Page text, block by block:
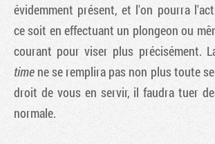
évidemment présent, et l'on pourra
ce soit en effectuant un plongeon ou
courant pour viser plus précisément.
time ne se remplira pas non plus toute
droit de vous en servir, il faudra tuer
normale.